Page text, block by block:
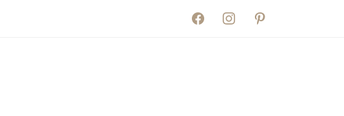
facebookinstagrampinterest